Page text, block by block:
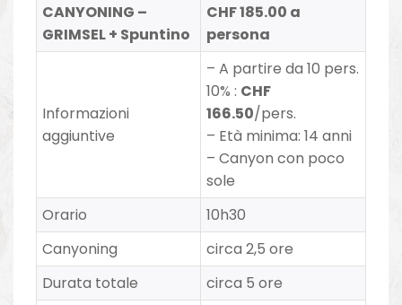
CANYONING –
GRIMSEL + Spuntino
CHF 185.00 a
persona
Informazioni
aggiuntive
– A partire da 10 pers.
10% : CHF
166.50/pers.
– Età minima: 14 anni
–Canyon con poco
sole
Orario
10h30
Canyoning
circa 2,5 ore
Durata totale
circa 5 ore